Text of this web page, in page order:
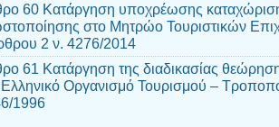
60 Κατάργηση υποχρέωσης
στο Μητρώο Τουριστικών
2 ν. 4276/2014
61 Κατάργηση της διαδικασίας
Ελληνικό Οργανισμό Τουρισμού –
1996